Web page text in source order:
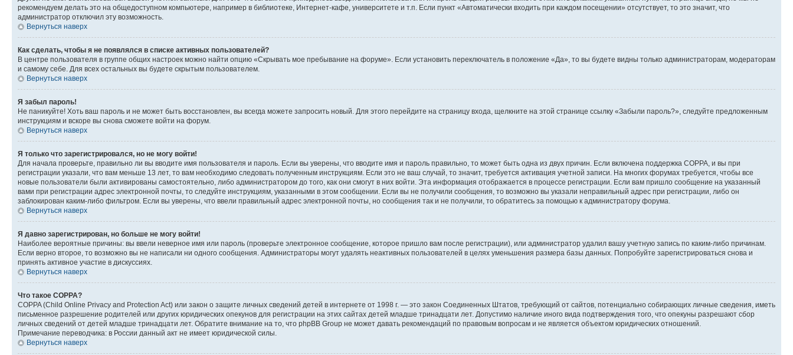
рекомендуем делать это на общедоступном компьютере, например в библиотеке, Интернет-кафе, университете и т.п. Если пункт «Автоматически входить при каждом посещении» отсутствует, то это значит, что
администратор отключил эту возможность.
Вернуться наверх
Как сделать, чтобы я не появлялся в списке активных пользователей?
В центре пользователя в группе общих настроек можно найти опцию «Скрывать мое пребывание на форуме». Если установить переключатель в положение «Да», то вы будете видны только администраторам, модераторам
и самому себе. Для всех остальных вы будете скрытым пользователем.
Вернуться наверх
Я забыл пароль!
Не паникуйте! Хоть ваш пароль и не может быть восстановлен, вы всегда можете запросить новый. Для этого перейдите на страницу входа, щелкните на этой странице ссылку «Забыли пароль?», следуйте предложенным
инструкциям и вскоре вы снова сможете войти на форум.
Вернуться наверх
Я только что зарегистрировался, но не могу войти!
Для начала проверьте, правильно ли вы вводите имя пользователя и пароль. Если вы уверены, что вводите имя и пароль правильно, то может быть одна из двух причин. Если включена поддержка COPPA, и вы при
регистрации указали, что вам меньше 13 лет, то вам необходимо следовать полученным инструкциям. Если это не ваш случай, то значит, требуется активация учетной записи. На многих форумах требуется, чтобы все
новые пользователи были активированы самостоятельно, либо администратором до того, как они смогут в них войти. Эта информация отображается в процессе регистрации. Если вам пришло сообщение на указанный
вами при регистрации адрес электронной почты, то следуйте инструкциям, указанными в этом сообщении. Если вы не получили сообщения, то возможно вы указали неправильный адрес при регистрации, либо он
заблокирован каким-либо фильтром. Если вы уверены, что ввели правильный адрес электронной почты, но сообщения так и не получили, то обратитесь за помощью к администратору форума.
Вернуться наверх
Я давно зарегистрирован, но больше не могу войти!
Наиболее вероятные причины: вы ввели неверное имя или пароль (проверьте электронное сообщение, которое пришло вам после регистрации), или администратор удалил вашу учетную запись по каким-либо причинам.
Если верно второе, то возможно вы не написали ни одного сообщения. Администраторы могут удалять неактивных пользователей в целях уменьшения размера базы данных. Попробуйте зарегистрироваться снова и
принять активное участие в дискуссиях.
Вернуться наверх
Что такое COPPA?
COPPA (Child Online Privacy and Protection Act) или закон о защите личных сведений детей в интернете от 1998 г. — это закон Соединенных Штатов, требующий от сайтов, потенциально собирающих личные сведения, иметь
письменное разрешение родителей или других юридических опекунов для регистрации на этих сайтах детей младше тринадцати лет. Допустимо наличие иного вида подтверждения того, что опекуны разрешают сбор
личных сведений от детей младше тринадцати лет. Обратите внимание на то, что phpBB Group не может давать рекомендаций по правовым вопросам и не является объектом юридических отношений.
Примечание переводчика: в России данный акт не имеет юридической силы.
Вернуться наверх